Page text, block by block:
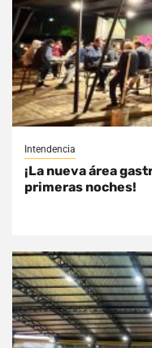
Intendencia
¡La nueva área
primeras noches!